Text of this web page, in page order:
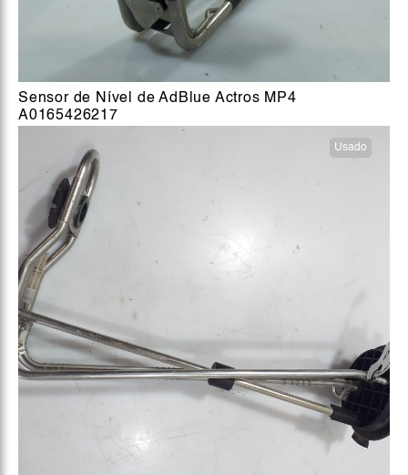
Sensor de Nível de AdBlue Actros MP4
A0165426217
Usado